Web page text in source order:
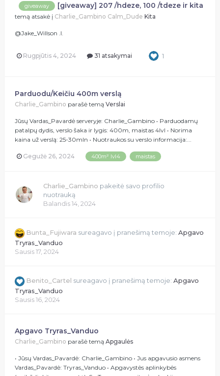
giveaway [giveaway] 207 /hdeze, 100 /tdeze ir kita
temą atsakė į Charlie_Gambino Calm_Dude Kita
@Jake_Willson .l.
Rugpjūtis 4, 2024 31 atsakymai 1
Parduodu/Keičiu 400m verslą
Charlie_Gambino parašė temą Verslai
Jūsų Vardas_Pavardė serveryje: Charlie_Gambino • Parduodamų
patalpų dydis, verslo šaka ir lygis: 400m, maistas 4lvl • Norima
kaina už verslą: 25-30mln • Nuotraukos su verslo informacija:...
Gegužė 26, 2024 400m² lvl4 maistas
Charlie_Gambino pakeitė savo profilio
nuotrauką
Balandis 14, 2024
Bunta_Fujiwara sureagavo į pranešimą temoje: Apgavo
Tryras_Vanduo
Sausis 17, 2024
Benito_Cartel sureagavo į pranešimą temoje: Apgavo
Tryras_Vanduo
Sausis 16, 2024
Apgavo Tryras_Vanduo
Charlie_Gambino parašė temą Apgaulės
• Jūsų Vardas_Pavardė: Charlie_Gambino • Jus apgavusio asmens
Vardas_Pavardė: Tryras_Vanduo • Apgavystės aplinkybės